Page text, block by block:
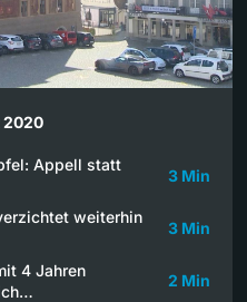
2020
Appell statt
3 Min
weiterhin
3 Min
4 Jahren
2 Min